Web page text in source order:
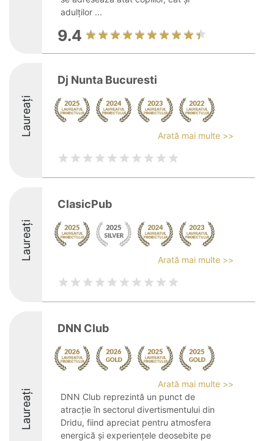
adulților ...
9.4
Laureați
Dj Nunta Bucuresti
Arată mai multe >>
Laureați
ClasicPub
Arată mai multe >>
Laureați
DNN Club
Arată mai multe >>
DNN Club reprezintă un punct de
atracție în sectorul divertismentului din
Dridu, fiind apreciat pentru atmosfera
energică și experiențele deosebite pe